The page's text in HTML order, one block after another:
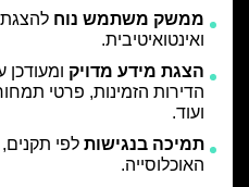
ממשק משתמש נוח להצגת
ואינטואיטיבית.
הצגת מידע מדויק ומעודכן
הדירות הזמינות, פרטי
ועוד.
תמיכה בנגישות לפי
האוכלוסייה.